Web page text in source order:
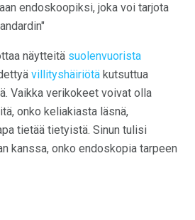
endoskoopiksi, joka voi tarjota
näytteitä suolenvuorista
villityshäiriötä kutsuttua
Vaikka verikokeet voivat olla
onko keliakiasta läsnä,
tietää tietyistä. Sinun tulisi
kanssa, onko endoskopia tarpeen